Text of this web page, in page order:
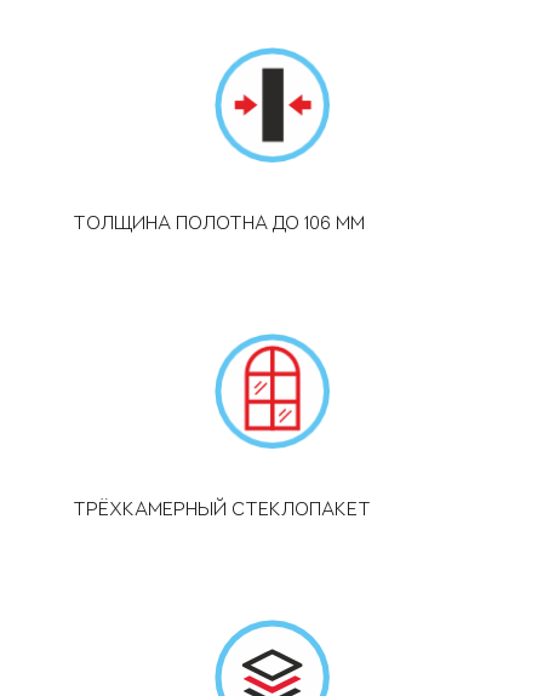
ТОЛЩИНА ПОЛОТНА ДО 106 ММ
ТРЁХКАМЕРНЫЙ СТЕКЛОПАКЕТ